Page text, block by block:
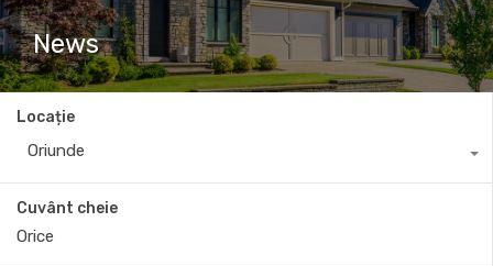
News
Locație
Oriunde
Cuvânt cheie